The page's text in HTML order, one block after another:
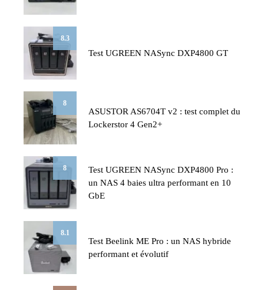
8.3
Test UGREEN NASync DXP4800 GT
8
ASUSTOR AS6704T v2 : test complet du
Lockerstor 4 Gen2+
8
Test UGREEN NASync DXP4800 Pro :
un NAS 4 baies ultra performant en 10
GbE
8.1
Test Beelink ME Pro : un NAS hybride
performant et évolutif